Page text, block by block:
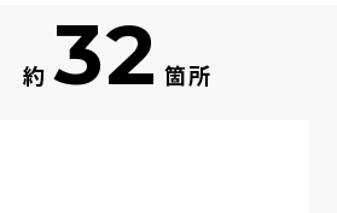
約32 箇所